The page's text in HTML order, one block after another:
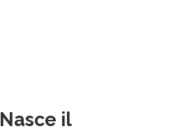
Nasce il